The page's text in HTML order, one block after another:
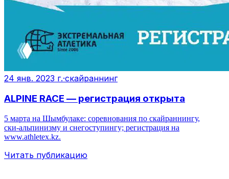
24 янв. 2023 г.·скайраннинг
ALPINE RACE — регистрация открыта
5 марта на Шымбулаке: соревнования по скайраннингу,
ски‑альпинизму и снегоступингу; регистрация на
www.athletex.kz.
Читать публикацию